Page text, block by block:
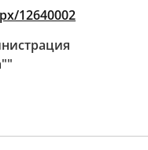
12640002